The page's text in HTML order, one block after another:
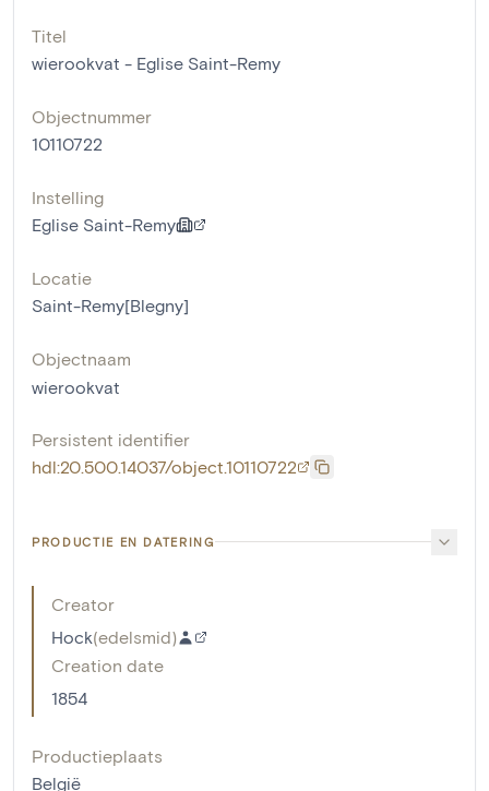
Titel
wierookvat - Eglise Saint-Remy
Objectnummer
10110722
Instelling
Eglise Saint-Remy
Locatie
Saint-Remy[Blegny]
Objectnaam
wierookvat
Persistent identifier
hdl:20.500.14037/object.10110722
PRODUCTIE EN DATERING
Creator
Hock(edelsmid)
Creation date
1854
Productieplaats
België